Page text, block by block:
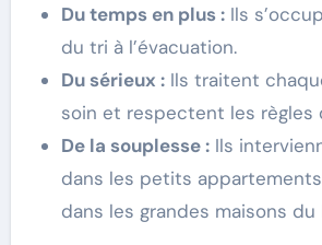
Du temps en plus :Ils
du tri à l’évacuation.
Du sérieux :Ils traitent
soin et respectent les règles
De la souplesse :Ils
dans les petits
dans les grandes maisons du